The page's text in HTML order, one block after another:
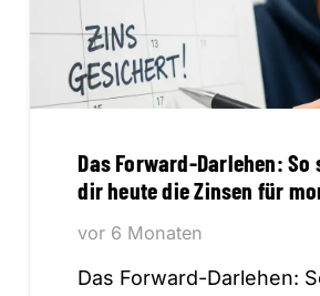
Das Forward-Darlehen:
dir heute die Zinsen für
vor 6 Monaten
Das Forward-Darlehen: